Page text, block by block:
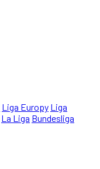
Liga Europy Liga
La Liga Bundesliga